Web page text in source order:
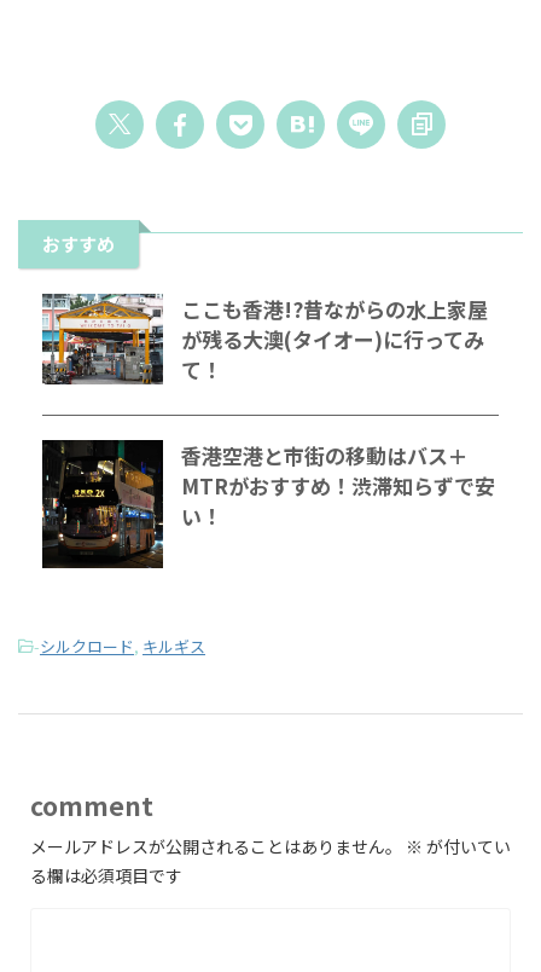
おすすめ
ここも香港!?昔ながらの水上家屋
が残る大澳(タイオー)に行ってみ
て！
香港空港と市街の移動はバス＋
MTRがおすすめ！渋滞知らずで安
い！
-シルクロード, キルギス
comment
メールアドレスが公開されることはありません。 ※ が付いてい
る欄は必須項目です